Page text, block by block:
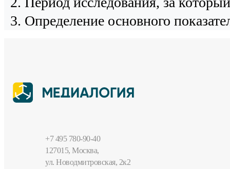
Определение основного
+7 495 780-90-40
127015, Москва,
ул. Новодмитровская, 2к2